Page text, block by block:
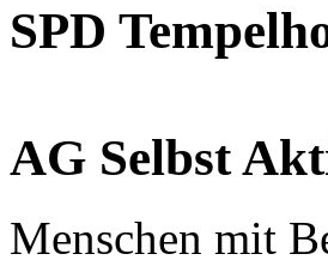
SPD
AG Selbst
Menschen mit